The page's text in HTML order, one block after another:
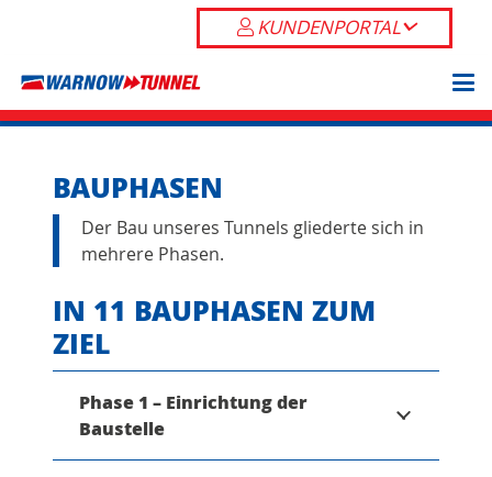
KUNDENPORTAL
BAUPHASEN
Der Bau unseres Tunnels gliederte sich in
mehrere Phasen.
IN 11 BAUPHASEN ZUM
ZIEL
Phase 1 – Einrichtung der
Baustelle